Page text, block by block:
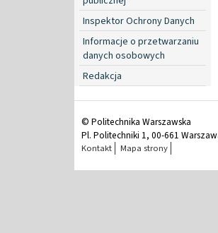
Inspektor Ochrony Danych
Informacje o przetwarzaniu
danych osobowych
Redakcja
© Politechnika Warszawska
Pl. Politechniki 1, 00-661
Kontakt Mapa strony